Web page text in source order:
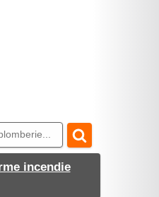
incendie